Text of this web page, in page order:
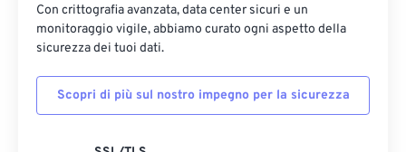
Con crittografia avanzata, data center sicuri e un
monitoraggio vigile, abbiamo curato ogni aspetto della
sicurezza dei tuoi dati.
Scopri di più sul nostro impegno per la sicurezza